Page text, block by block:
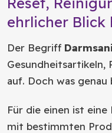
ehrlicher
Der Begriff
Gesundheitsartikeln,
auf. Doch was
Für die einen ist
mit bestimmten